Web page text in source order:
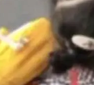
零拷贝
层基
网平将
通信组
现了一
），
的技术
部署，
多企业已
有云模
随着 AI
、组织
全性、
年人工
智能在
赋能、
深信服
着各行
结
之一。